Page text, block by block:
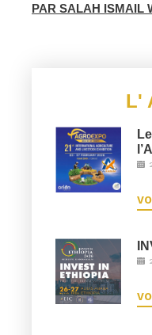
PAR SALAH ISMAIL
L'